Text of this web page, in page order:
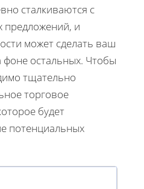
сталкиваются с
предложений, и
может сделать ваш
остальных. Чтобы
тщательно
торговое
будет
потенциальных